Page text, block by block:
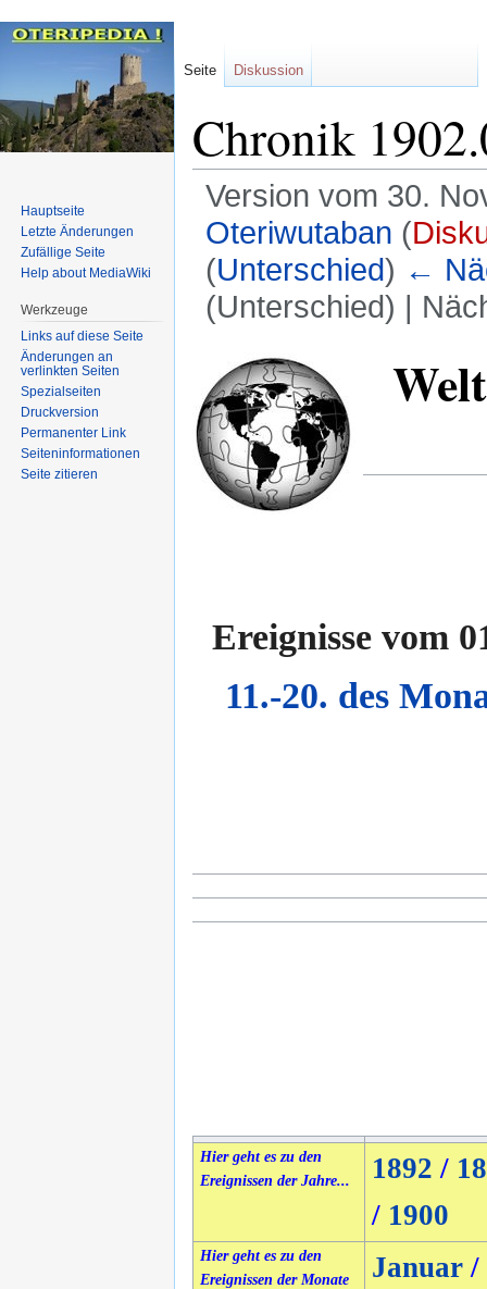
Chronik
Version vom 30.
Oteriwutaban (
(Unterschied) ←
(Unterschied) |
Navigation
springen
Suche
springen
Ereignisse vom
11.-20. des
Hier geht es zu den
Ereignissen der Jahre...
1892 /
/ 1900
Hier geht es zu den
Ereignissen der Monate
Januar/
Seite Diskussion
Hauptseite
Letzte Änderungen
Zufällige Seite
Help about MediaWiki
Werkzeuge
Links auf diese Seite
Änderungen an
verlinkten Seiten
Spezialseiten
Druckversion
Permanenter Link
Seiten­informationen
Seite zitieren